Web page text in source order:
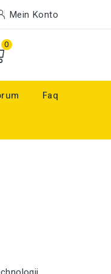
Mein Konto
0
Faq